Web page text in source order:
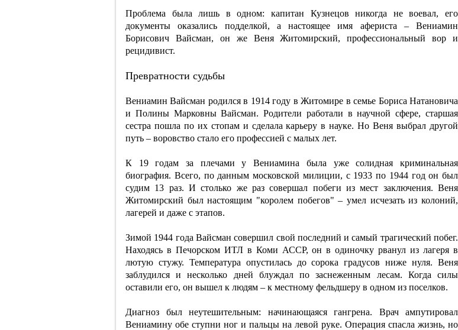
Проблема была лишь в одном: капитан Кузнецов никогда не воевал, его
документы оказались подделкой, а настоящее имя афериста – Вениамин
Борисович Вайсман, он же Веня Житомирский, профессиональный вор и
рецидивист.
Превратности судьбы
Вениамин Вайсман родился в 1914 году в Житомире в семье Бориса Натановича
и Полины Марковны Вайсман. Родители работали в научной сфере, старшая
сестра пошла по их стопам и сделала карьеру в науке. Но Веня выбрал другой
путь – воровство стало его профессией с малых лет.
К 19 годам за плечами у Вениамина была уже солидная криминальная
биография. Всего, по данным московской милиции, с 1933 по 1944 год он был
судим 13 раз. И столько же раз совершал побеги из мест заключения. Веня
Житомирский был настоящим "королем побегов" – умел исчезать из колоний,
лагерей и даже с этапов.
Зимой 1944 года Вайсман совершил свой последний и самый трагический побег.
Находясь в Печорском ИТЛ в Коми АССР, он в одиночку рванул из лагеря в
лютую стужу. Температура опустилась до сорока градусов ниже нуля. Веня
заблудился и несколько дней блуждал по заснеженным лесам. Когда силы
оставили его, он вышел к людям – к местному фельдшеру в одном из поселков.
Диагноз был неутешительным: начинающаяся гангрена. Врач ампутировал
Вениамину обе ступни ног и пальцы на левой руке. Операция спасла жизнь, но